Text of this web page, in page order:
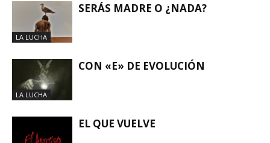
LA LUCHA
SERÁS MADRE O ¿NADA?
LA LUCHA
CON «E» DE EVOLUCIÓN
EL QUE VUELVE